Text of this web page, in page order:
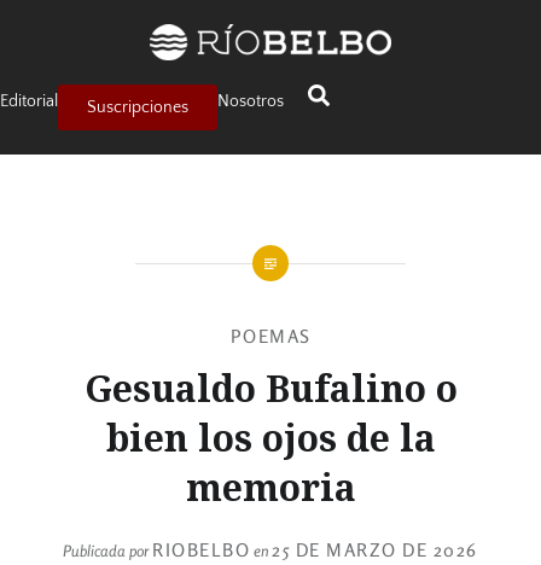
Editorial Suscripciones Nosotros
POEMAS
Gesualdo Bufalino o
bien los ojos de la
memoria
Publicada porRIOBELBO en 25 DE MARZO DE 2026